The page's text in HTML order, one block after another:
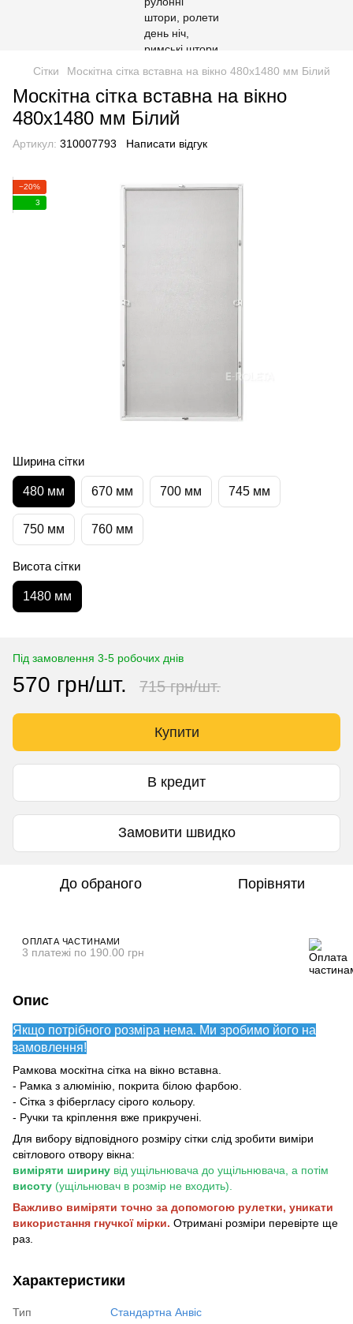
Сітки Москітна сітка вставна на вікно 480х1480 мм Білий
Москітна сітка вставна на вікно
480х1480 мм Білий
Артикул: 310007793 Написати відгук
−20%
3
Ширина сітки
480 мм 670 мм 700 мм 745 мм
750 мм 760 мм
Висота сітки
1480 мм
Під замовлення 3-5 робочих днів
570 грн/шт. 715 грн/шт.
Купити
В кредит
Замовити швидко
До обраного Порівняти
ОПЛАТА ЧАСТИНАМИ
3 платежі по 190.00 грн
Опис
Якщо потрібного розміра нема. Ми зробимо його на
замовлення!
Рамкова москітна сітка на вікно вставна.
- Рамка з алюмінію, покрита білою фарбою.
- Сітка з фібергласу сірого кольору.
- Ручки та кріплення вже прикручені.
Для вибору відповідного розміру сітки слід зробити виміри
світлового отвору вікна:
виміряти ширину від ущільнювача до ущільнювача, а потім
висоту (ущільнювач в розмір не входить).
Важливо виміряти точно за допомогою рулетки, уникати
використання гнучкої мірки. Отримані розміри перевірте ще
раз.
Характеристики
Тип
Стандартна Анвіс